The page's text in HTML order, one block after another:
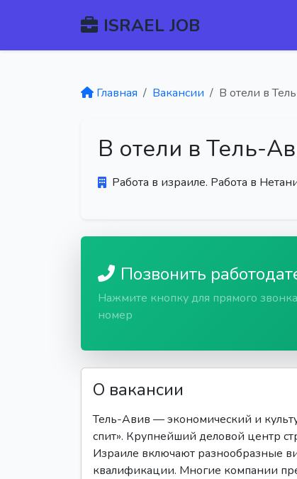
ISRAEL JOB
Главная Вакансии В отели в
В отели в Тель-
Работа в израиле. Работа в
Позвонить
Нажмите кнопку для прямого
номер
О вакансии
Тель-Авив — экономический и
спит». Крупнейший деловой центр
Израиле включают разнообразные
квалификации. Многие компании